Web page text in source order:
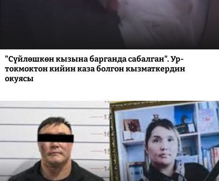
"Сүйлөшкөн кызына барганда сабалган". Ур-
токмоктон кийин каза болгон кызматкердин
окуясы